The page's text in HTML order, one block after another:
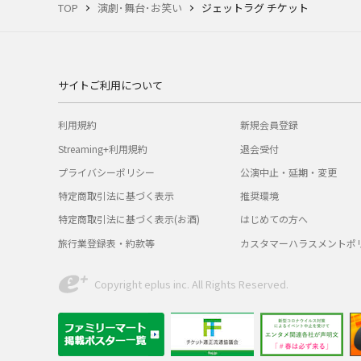
TOP 演劇･舞台･お笑い ジェットラグ チケット
サイトご利用について
利用規約
Streaming+利用規約
プライバシーポリシー
特定商取引法に基づく表示
特定商取引法に基づく表示(お酒)
旅行業登録表・約款等
新規会員登録
退会受付
公演中止・延期・変更
推奨環境
はじめての方へ
カスタマーハラスメントポ
Copyright eplus inc. All Rights Reserved.